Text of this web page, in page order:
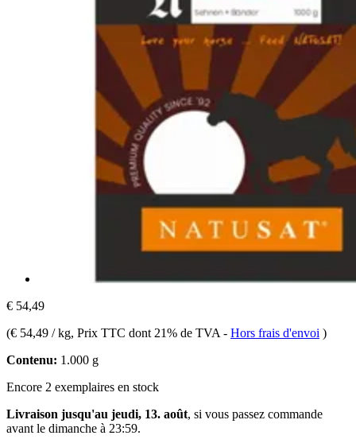
€ 54,49
(€ 54,49 / kg, Prix TTC dont 21% de TVA - Hors frais d'envoi )
Contenu: 1.000 g
Encore 2 exemplaires en stock
Livraison jusqu'au jeudi, 13. août, si vous passez commande
avant le dimanche à 23:59.